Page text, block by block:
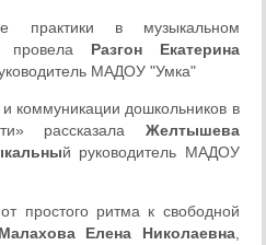
практики в музыкальном
провела Разгон Екатерина
МАДОУ "Умка"
коммуникации дошкольников в
рассказала Желтышева
й руководитель МАДОУ
простого ритма к свободной
Малахова Елена Николаевна,